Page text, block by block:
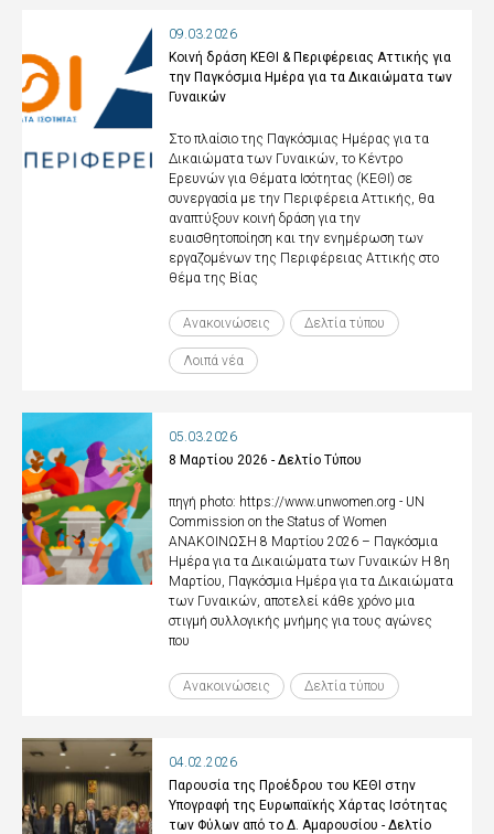
09.03.2026
Κοινή δράση ΚΕΘΙ & Περιφέρειας Αττικής για
την Παγκόσμια Ημέρα για τα Δικαιώματα των
Γυναικών
Στο πλαίσιο της Παγκόσμιας Ημέρας για τα
Δικαιώματα των Γυναικών, το Κέντρο
Ερευνών για Θέματα Ισότητας (ΚΕΘΙ) σε
συνεργασία με την Περιφέρεια Αττικής, θα
αναπτύξουν κοινή δράση για την
ευαισθητοποίηση και την ενημέρωση των
εργαζομένων της Περιφέρειας Αττικής στο
θέμα της Βίας
Ανακοινώσεις Δελτία τύπου
Λοιπά νέα
05.03.2026
8 Μαρτίου 2026 - Δελτίο Τύπου
πηγή photo: https://www.unwomen.org - UN
Commission on the Status of Women
ΑΝΑΚΟΙΝΩΣΗ 8 Μαρτίου 2026 – Παγκόσμια
Ημέρα για τα Δικαιώματα των Γυναικών Η 8η
Μαρτίου, Παγκόσμια Ημέρα για τα Δικαιώματα
των Γυναικών, αποτελεί κάθε χρόνο μια
στιγμή συλλογικής μνήμης για τους αγώνες
που
Ανακοινώσεις Δελτία τύπου
04.02.2026
Παρουσία της Προέδρου του ΚΕΘΙ στην
Υπογραφή της Ευρωπαϊκής Χάρτας Ισότητας
των Φύλων από το Δ. Αμαρουσίου - Δελτίο